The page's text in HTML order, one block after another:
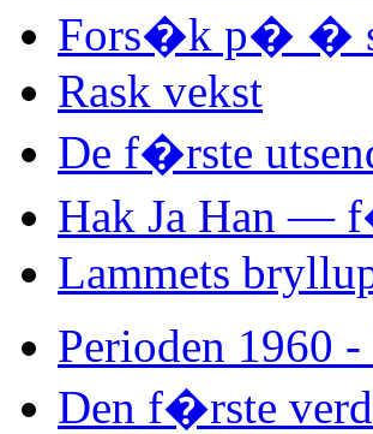
Fors�k p� �
Rask vekst
De f�rste
Hak Ja Han —
Lammets
Perioden 1960
Den f�rste